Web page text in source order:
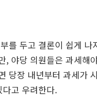
를 두고 결론이 쉽게
, 야당 의원들은 과세해
당장 내년부터 과세가
고 우려한다.